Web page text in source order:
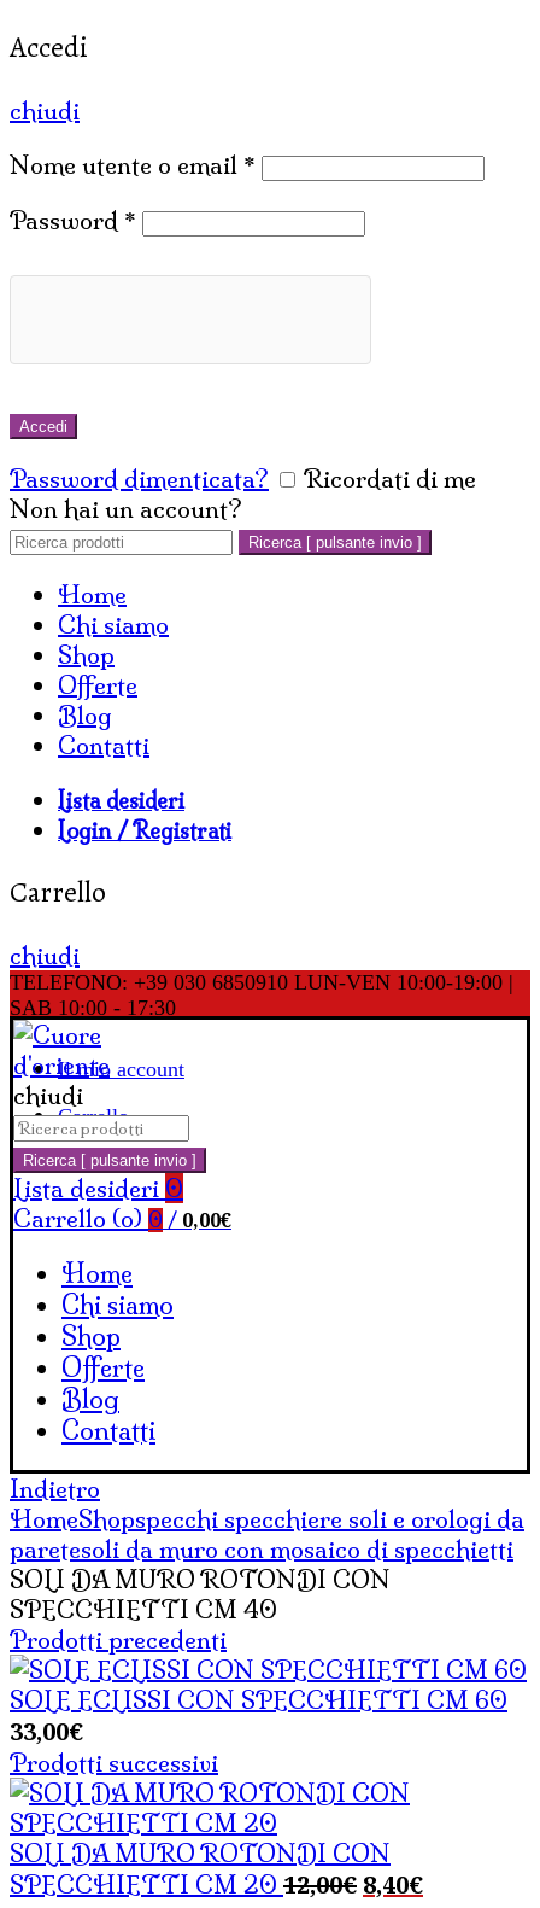
Accedi
chiudi
Nome utente o email *
Password *
Accedi
Password dimenticata?
Ricordati di me
Non hai un account?
Cerca:
Ricerca [ pulsante invio ]
Home
Chi siamo
Shop
Offerte
Blog
Contatti
Lista desideri
Login / Registrati
Carrello
chiudi
TELEFONO: +39 030 6850910 LUN-VEN 10:00-19:00 |
SAB 10:00 - 17:30
Il mio account
Carrello
chiudi
Cerca:
Ricerca [ pulsante invio ]
Lista desideri 0
Carrello (o) 0 / 0,00€
Home
Chi siamo
Shop
Offerte
Blog
Contatti
Indietro
HomeShopspecchi specchiere soli e orologi da
paretesoli da muro con mosaico di specchietti
SOLI DA MURO ROTONDI CON
SPECCHIETTI CM 40
Prodotti precedenti
SOLE ECLISSI CON SPECCHIETTI CM 60
33,00€
Prodotti successivi
SOLI DA MURO ROTONDI CON
SPECCHIETTI CM 20 12,00€ Il
8,40€Il